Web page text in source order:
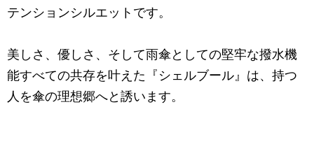
テンションシルエットです。
美しさ、優しさ、そして雨傘としての堅牢な撥水機
能すべての共存を叶えた『シェルブール』は、持つ
人を傘の理想郷へと誘います。